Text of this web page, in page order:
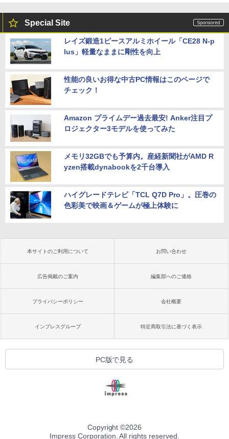
Special Site
レイズ鍛造1ピースアルミホイール「CE28 N-p
lus」軽量なままに剛性を向上
性能の良いお得な中古PC情報はこのページで
チェック！
Amazon プライムデー過去最安! Anker注目プ
ロジェクター3モデルを使ってみた
メモリ32GBでも予算内。産経新聞社がAMD R
yzen搭載dynabookを2千台導入
ハイグレードテレビ「TCL Q7D Pro」。圧巻の
色彩美で映画＆ゲームが極上体験に
本サイトのご利用について お問い合わせ
広告掲載のご案内 編集部へのご連絡
プライバシーポリシー 会社概要
インプレスグループ 特定商取引法に基づく表示
PC版で見る
Copyright ©2026
Impress Corporation. All rights reserved.